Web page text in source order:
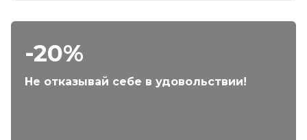
-20%
Не отказывай себе в удовольствии!